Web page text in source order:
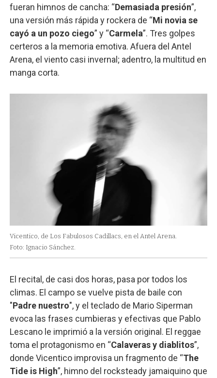
fueran himnos de cancha: “Demasiada presión”,
una versión más rápida y rockera de “Mi novia se
cayó a un pozo ciego” y “Carmela”. Tres golpes
certeros a la memoria emotiva. Afuera del Antel
Arena, el viento casi invernal; adentro, la multitud en
manga corta.
Vicentico, de Los Fabulosos Cadillacs, en el Antel Arena.
Foto: Ignacio Sánchez.
El recital, de casi dos horas, pasa por todos los
climas. El campo se vuelve pista de baile con
"Padre nuestro", y el teclado de Mario Siperman
evoca las frases cumbieras y efectivas que Pablo
Lescano le imprimió a la versión original. El reggae
toma el protagonismo en “Calaveras y diablitos”,
donde Vicentico improvisa un fragmento de “The
Tide is High”, himno del rocksteady jamaiquino que